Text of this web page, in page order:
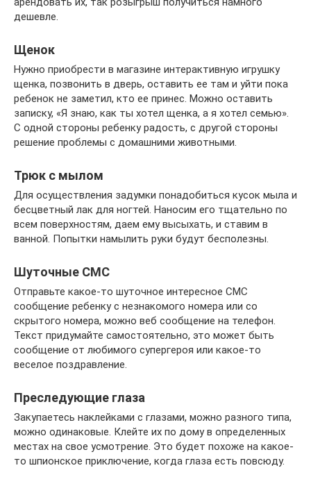
дешевле.
Щенок
Нужно приобрести в магазине интерактивную игрушку
щенка, позвонить в дверь, оставить ее там и уйти пока
ребенок не заметил, кто ее принес. Можно оставить
записку, «Я знаю, как ты хотел щенка, а я хотел семью».
С одной стороны ребенку радость, с другой стороны
решение проблемы с домашними животными.
Трюк с мылом
Для осуществления задумки понадобиться кусок мыла и
бесцветный лак для ногтей. Наносим его тщательно по
всем поверхностям, даем ему высыхать, и ставим в
ванной. Попытки намылить руки будут бесполезны.
Шуточные СМС
Отправьте какое-то шуточное интересное СМС
сообщение ребенку с незнакомого номера или со
скрытого номера, можно веб сообщение на телефон.
Текст придумайте самостоятельно, это может быть
сообщение от любимого супергероя или какое-то
веселое поздравление.
Преследующие глаза
Закупаетесь наклейками с глазами, можно разного типа,
можно одинаковые. Клейте их по дому в определенных
местах на свое усмотрение. Это будет похоже на какое-
то шпионское приключение, когда глаза есть повсюду.